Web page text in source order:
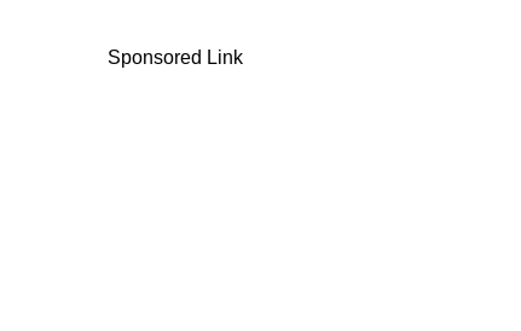
Sponsored Link